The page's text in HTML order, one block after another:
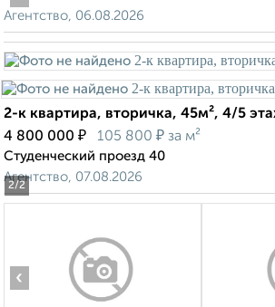
Агентство, 06.08.2026
2/2
2-к квартира, вторичка, 45м², 4/5
4 800 000 ₽ 105 800 ₽ за м²
Студенческий проезд 40
Агентство, 07.08.2026
‹